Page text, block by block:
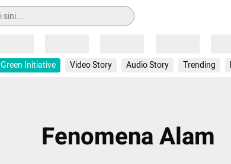
Green Initiative Video Story Audio Story Trending
Fenomena Alam